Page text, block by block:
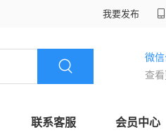
我要发布
微
查
联系客服 会员中心